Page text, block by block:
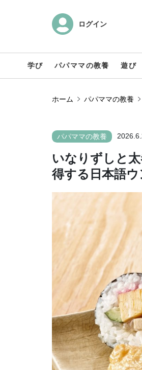
ログイン
学び パパママの教養 遊び
ホーム パパママの教養
パパママの教養
いなりずしと
得する日本語ウ